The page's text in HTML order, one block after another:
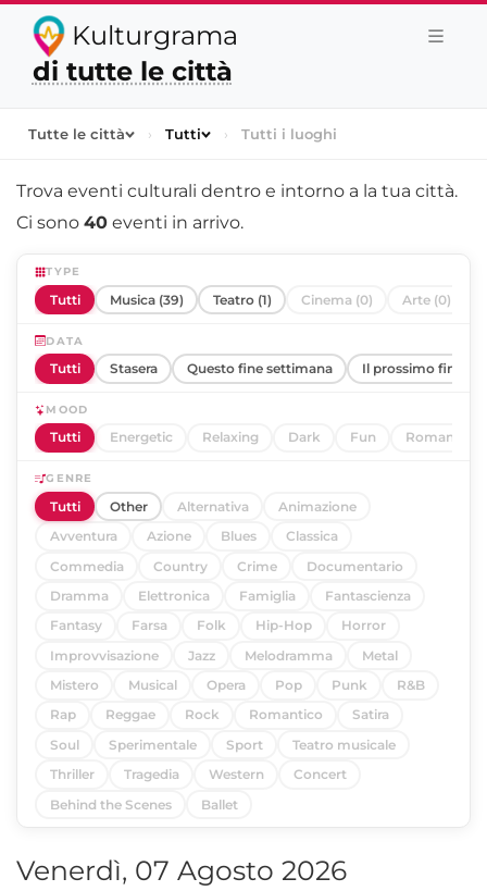
Kulturgrama
di tutte le città
Tutte le città › Tutti › Tutti i luoghi
Trova eventi culturali dentro e intorno a la tua città.
Ci sono 40 eventi in arrivo.
TYPE
Tutti Musica (39) Teatro (1) Cinema (0) Arte (0)
DATA
Tutti Stasera Questo fine settimana Il prossimo fine
MOOD
Tutti Energetic Relaxing Dark Fun Romantic
GENRE
Tutti Other Alternativa
Animazione
Avventura
Azione Blues
Classica
Commedia
Country Crime
Documentario
Dramma
Elettronica Famiglia
Fantascienza
Fantasy
Farsa Folk Hip-Hop
Horror
Improvvisazione
Jazz Melodramma
Metal
Mistero
Musical Opera Pop Punk
R&B
Rap
Reggae Rock Romantico
Satira
Soul
Sperimentale Sport
Teatro musicale
Thriller
Tragedia Western
Concert
Behind the Scenes
Ballet
Venerdì, 07 Agosto 2026